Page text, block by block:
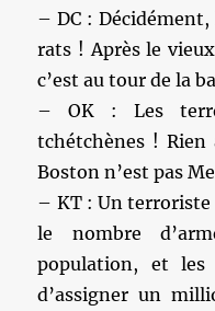
– DC :
rats ! Après le
c’est au tour de la
– OK : Les
tchétchènes ! Rien
Boston n’est pas
– KT : Un terroriste
le nombre
population, et les
d’assigner un